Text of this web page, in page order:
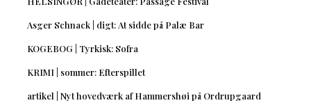
Asger Schnack | digt: At sidde på Palæ Bar
KOGEBOG | Tyrkisk: Sofra
KRIMI | sommer: Efterspillet
artikel | Nyt hovedværk af Hammershøi på Ordrupgaard